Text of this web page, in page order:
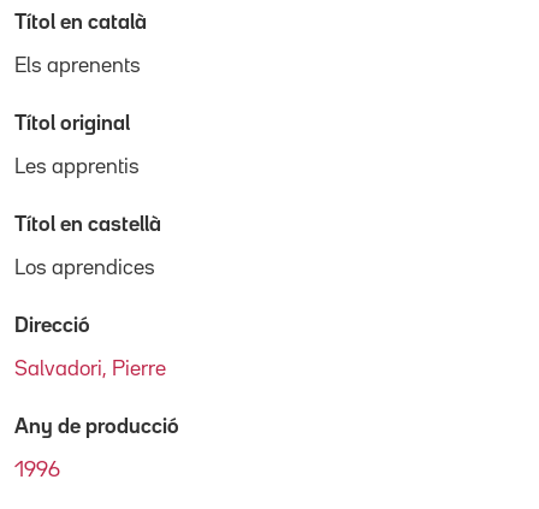
Títol en català
Els aprenents
Títol original
Les apprentis
Títol en castellà
Los aprendices
Direcció
Salvadori, Pierre
Any de producció
1996